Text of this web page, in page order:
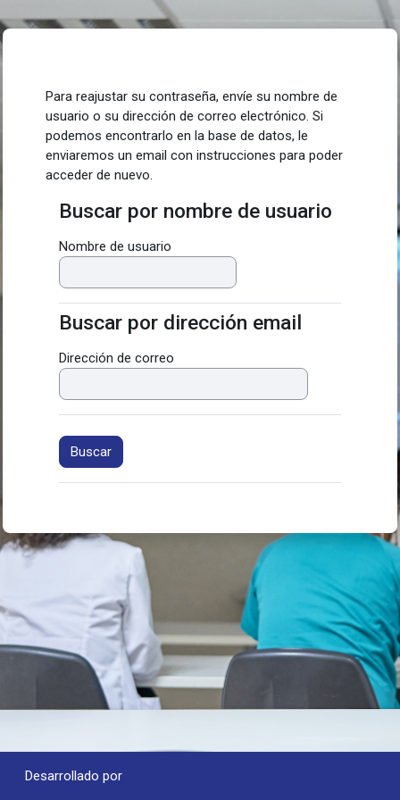
Salta al contenido principal
Para reajustar su contraseña, envíe su nombre de
usuario o su dirección de correo electrónico. Si
podemos encontrarlo en la base de datos, le
enviaremos un email con instrucciones para poder
acceder de nuevo.
Buscar por nombre de usuario
Buscar por nombre de usuario
Nombre de usuario
Buscar por dirección email
Buscar por dirección email
Dirección de correo
Desarrollado por